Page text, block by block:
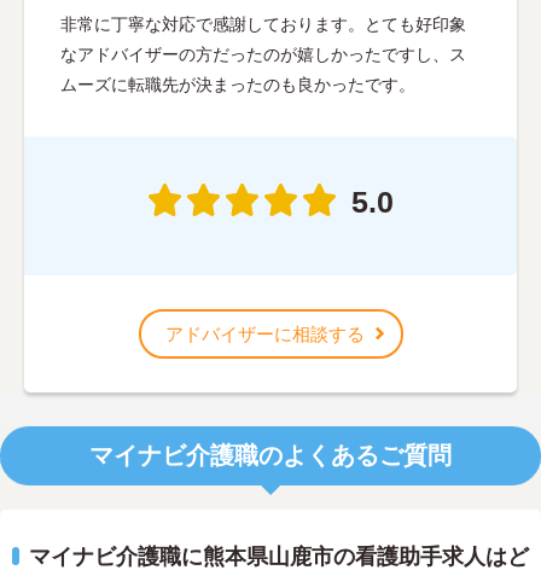
非常に丁寧な対応で感謝しております。とても好印象
なアドバイザーの方だったのが嬉しかったですし、ス
ムーズに転職先が決まったのも良かったです。
5.0
アドバイザーに相談する
マイナビ介護職のよくあるご質問
マイナビ介護職に熊本県山鹿市の看護助手求人はど